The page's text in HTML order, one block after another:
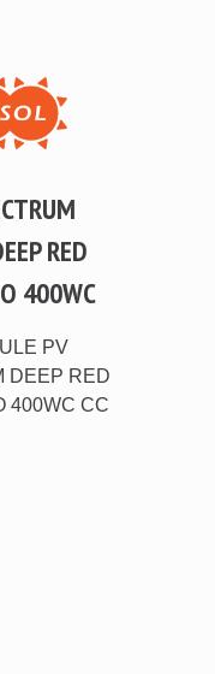
RED
400WC
PV
DEEP RED
400WC CC